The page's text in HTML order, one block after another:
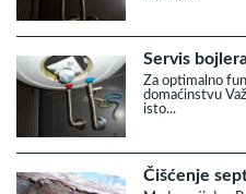
Servis
Za optimalno
domaćinstvu
isto...
Čišćenje